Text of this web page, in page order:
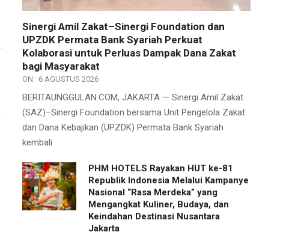
Sinergi Amil Zakat–Sinergi Foundation dan
UPZDK Permata Bank Syariah Perkuat
Kolaborasi untuk Perluas Dampak Dana Zakat
bagi Masyarakat
ON: 6 AGUSTUS 2026
BERITAUNGGULAN.COM, JAKARTA — Sinergi Amil Zakat
(SAZ)–Sinergi Foundation bersama Unit Pengelola Zakat
dan Dana Kebajikan (UPZDK) Permata Bank Syariah
kembali
PHM HOTELS Rayakan HUT ke-81
Republik Indonesia Melalui Kampanye
Nasional “Rasa Merdeka” yang
Mengangkat Kuliner, Budaya, dan
Keindahan Destinasi Nusantara
Jakarta